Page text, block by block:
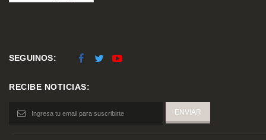
SEGUINOS:
RECIBE NOTICIAS: